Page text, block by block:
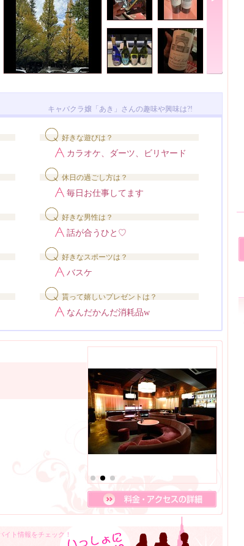
キャバクラ嬢「あき」さんの趣味や興味は?!
好きな遊びは？
カラオケ、ダーツ、ビリヤード
休日の過ごし方は？
毎日お仕事してます
好きな男性は？
話が合うひと♡
好きなスポーツは？
バスケ
貰って嬉しいプレゼントは？
なんだかんだ消耗品w
ト情報をチェック！